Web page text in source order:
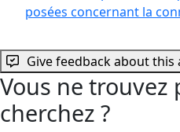
posées concernant la
Give feedback about this
Vous ne trouvez
cherchez ?